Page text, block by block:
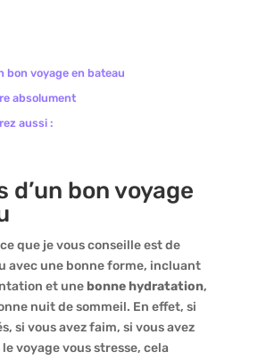
bon voyage en bateau
absolument
aussi :
d’un bon voyage
que je vous conseille est de
avec une bonne forme, incluant
et unebonne hydratation,
nuit de sommeil. En effet, si
si vous avez faim, si vous avez
voyage vous stresse, cela